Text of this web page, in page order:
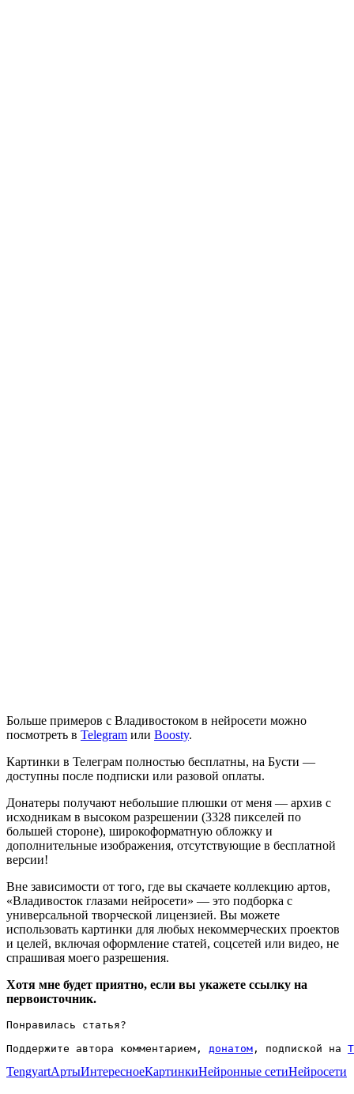
Больше примеров с Владивостоком в нейросети можно
посмотреть в Telegram или Boosty.
Картинки в Телеграм полностью бесплатны, на Бусти —
доступны после подписки или разовой оплаты.
Донатеры получают небольшие плюшки от меня — архив с
исходникам в высоком разрешении (3328 пикселей по
большей стороне), широкоформатную обложку и
дополнительные изображения, отсутствующие в бесплатной
версии!
Вне зависимости от того, где вы скачаете коллекцию артов,
«Владивосток глазами нейросети» — это подборка с
универсальной творческой лицензией. Вы можете
использовать картинки для любых некоммерческих проектов
и целей, включая оформление статей, соцсетей или видео, не
спрашивая моего разрешения.
Хотя мне будет приятно, если вы укажете ссылку на
первоисточник.
Понравилась статья?
Поддержите автора комментарием, донатом , подпиской на
TengyartАртыИнтересноеКартинкиНейронные сетиНейросети